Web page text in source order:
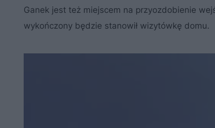
Ganek jest też miejscem na przyozdobienie
wykończony będzie stanowił wizytówkę domu.